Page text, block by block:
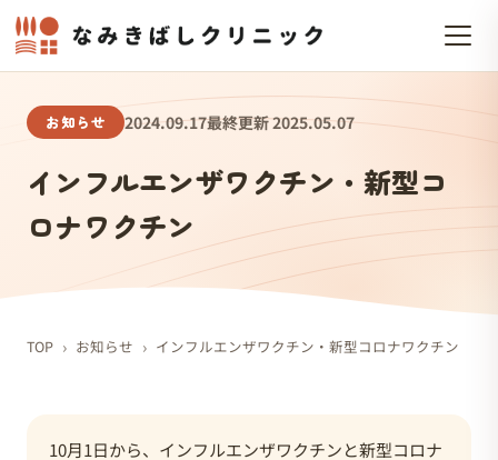
お知らせ 2024.09.17最終更新 2025.05.07
インフルエンザワクチン・新型コ
ロナワクチン
TOP › お知らせ › インフルエンザワクチン・新型コロナワクチン
10月1日から、インフルエンザワクチンと新型コロナ